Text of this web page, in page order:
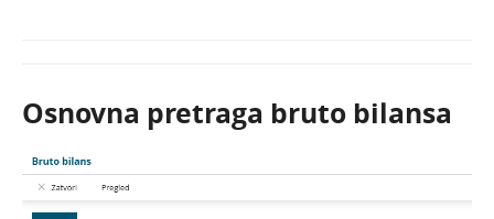
Osnovna pretraga bruto bilansa